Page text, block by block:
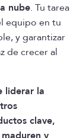
nube. Tu tarea
equipo en tu
y garantizar
de crecer al
liderar la
clave,